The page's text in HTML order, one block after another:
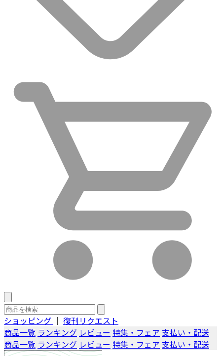
ショッピング ｜ 復刊リクエスト
商品一覧 ランキング レビュー 特集・フェア 支払い・配送
商品一覧 ランキング レビュー 特集・フェア 支払い・配送